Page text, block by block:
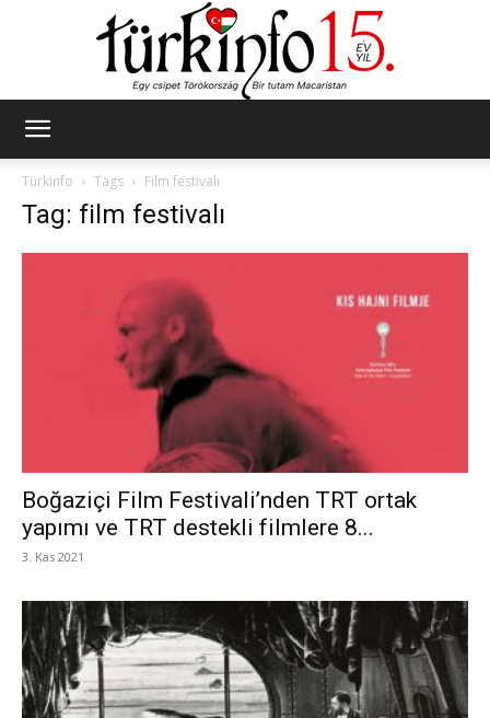
Türkinfo
Tags Film festivalı
Tag: film festivalı
Boğaziçi Film Festivali’nden TRT ortak
yapımı ve TRT destekli filmlere 8...
3. Kas 2021